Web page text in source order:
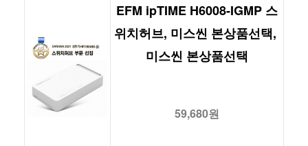
EFM ipTIME H6008-IGMP 스
위치허브, 미스씬 본상품선택,
미스씬 본상품선택
59,680원